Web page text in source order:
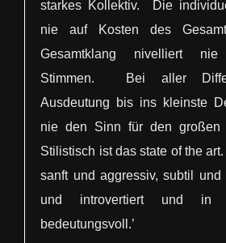
starkes Kollektiv. Die
nie auf Kosten des
Gesamtklang nivelliert
Stimmen. Bei aller
Ausdeutung bis ins kleinste
nie den Sinn für den großen
Stilistisch ist das state of the
sanft und aggressiv, subtil und
und introvertiert und in
bedeutungsvoll.’